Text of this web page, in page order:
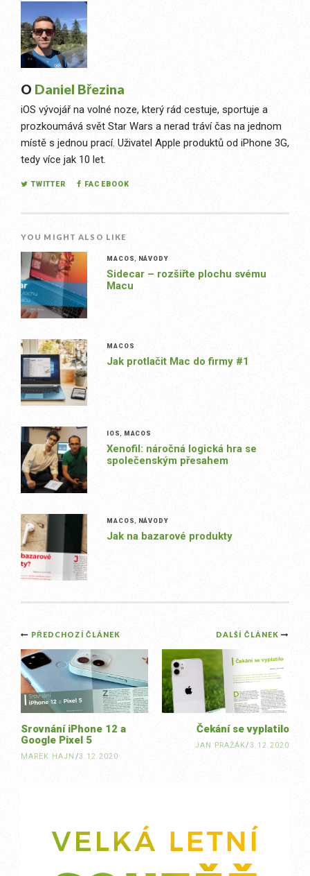
O Daniel Březina
iOS vývojář na volné noze, který rád cestuje, sportuje a
prozkoumává svět Star Wars a nerad tráví čas na jednom
místě s jednou prací. Uživatel Apple produktů od iPhone 3G,
tedy více jak 10 let.
TWITTER FACEBOOK
YOU MIGHT ALSO LIKE
MACOS NÁVODY
Sidecar – rozšiřte plochu svému
Macu
MACOS
Jak protlačit Mac do firmy #1
IOS MACOS
Xenofil: náročná logická hra se
společenským přesahem
MACOS NÁVODY
Jak na bazarové produkty
Post
navigation
DALŠÍ ČLÁNEK
Čekání se vyplatilo
JAN PRAŽÁK/3.12.2020
PŘEDCHOZÍ ČLÁNEK
Srovnání iPhone 12 a
Google Pixel 5
MAREK HAJN /3.12.2020